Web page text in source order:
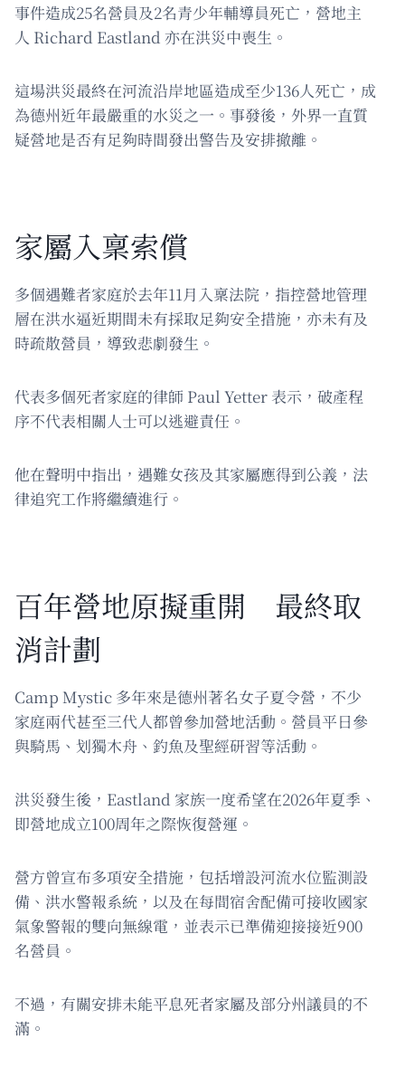
事件造成25名營員及2名青少年輔導員死亡，營地主
人 Richard Eastland 亦在洪災中喪生。
這場洪災最終在河流沿岸地區造成至少136人死亡，成
為德州近年最嚴重的水災之一。事發後，外界一直質
疑營地是否有足夠時間發出警告及安排撤離。
家屬入稟索償
多個遇難者家庭於去年11月入稟法院，指控營地管理
層在洪水逼近期間未有採取足夠安全措施，亦未有及
時疏散營員，導致悲劇發生。
代表多個死者家庭的律師 Paul Yetter 表示，破產程
序不代表相關人士可以逃避責任。
他在聲明中指出，遇難女孩及其家屬應得到公義，法
律追究工作將繼續進行。
百年營地原擬重開 最終取
消計劃
Camp Mystic 多年來是德州著名女子夏令營，不少
家庭兩代甚至三代人都曾參加營地活動。營員平日參
與騎馬、划獨木舟、釣魚及聖經研習等活動。
洪災發生後，Eastland 家族一度希望在2026年夏季、
即營地成立100周年之際恢復營運。
營方曾宣布多項安全措施，包括增設河流水位監測設
備、洪水警報系統，以及在每間宿舍配備可接收國家
氣象警報的雙向無線電，並表示已準備迎接接近900
名營員。
不過，有關安排未能平息死者家屬及部分州議員的不
滿。